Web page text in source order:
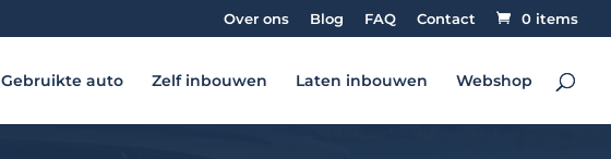
Over ons Blog FAQ Contact 0 items
Gebruikte auto Zelf inbouwen Laten inbouwen Webshop